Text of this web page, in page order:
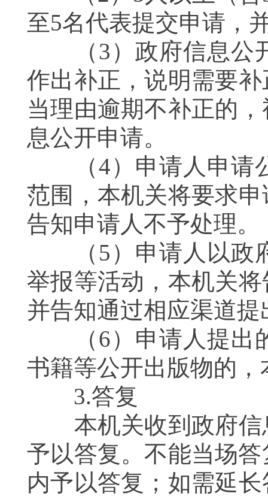
至5名代表提交申请，
（3）政府信息公开
作出补正，说明需要
当理由逾期不补正的
息公开申请。
（4）申请人申请公
范围，本机关将要求
告知申请人不予处
（5）申请人以政府
举报等活动，本机关
并告知通过相应渠道
（6）申请人提出的
书籍等公开出版物的
3.答复
本机关收到政府信
予以答复。不能当场
内予以答复；如需延